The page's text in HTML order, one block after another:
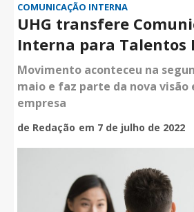
COMUNICAÇÃO INTERNA
UHG transfere
Interna para Talentos
Movimento aconteceu na
maio e faz parte da nova
empresa
de Redação em 7 de julho de 2022